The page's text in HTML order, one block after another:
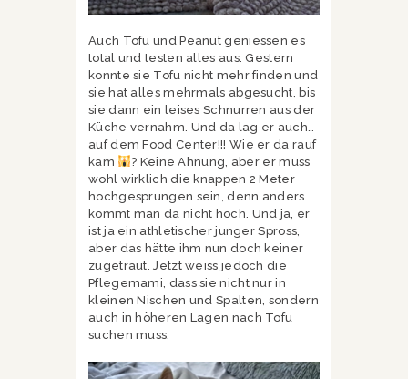
Auch Tofu und Peanut geniessen es
total und testen alles aus. Gestern
konnte sie Tofu nicht mehr finden und
sie hat alles mehrmals abgesucht, bis
sie dann ein leises Schnurren aus der
Küche vernahm. Und da lag er auch…
auf dem Food Center!!! Wie er da rauf
kam
? Keine Ahnung, aber er muss
wohl wirklich die knappen 2 Meter
hochgesprungen sein, denn anders
kommt man da nicht hoch. Und ja, er
ist ja ein athletischer junger Spross,
aber das hätte ihm nun doch keiner
zugetraut. Jetzt weiss jedoch die
Pflegemami, dass sie nicht nur in
kleinen Nischen und Spalten, sondern
auch in höheren Lagen nach Tofu
suchen muss.